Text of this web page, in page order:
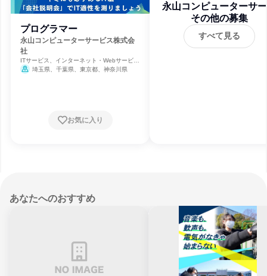
プログラマー
永山コンピューターサービス株式会
社
ITサービス、インターネット・Webサービ
ス、ソフトウェア開発
埼玉県、千葉県、東京都、神奈川県
お気に入り
永山コンピューターサ
ス株式会社
その他の募集
すべて見る
あなたへのおすすめ